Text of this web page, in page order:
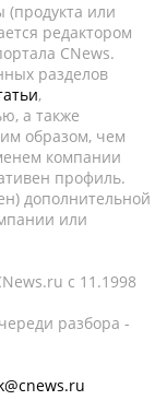
или
редактором
CNews.
разделов
,
а также
образом, чем
компании
профиль.
дополнительной
или
c 11.1998
разбора -